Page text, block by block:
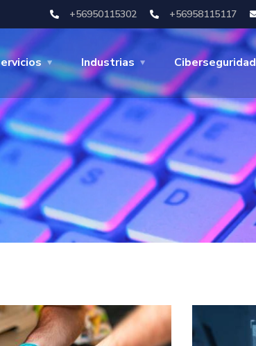
+56950115302 +56958115117
Industrias Ciberseguridad